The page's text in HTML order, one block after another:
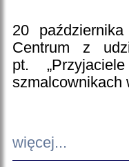
20
Centrum z
pt.
szmalcownikach
więcej...